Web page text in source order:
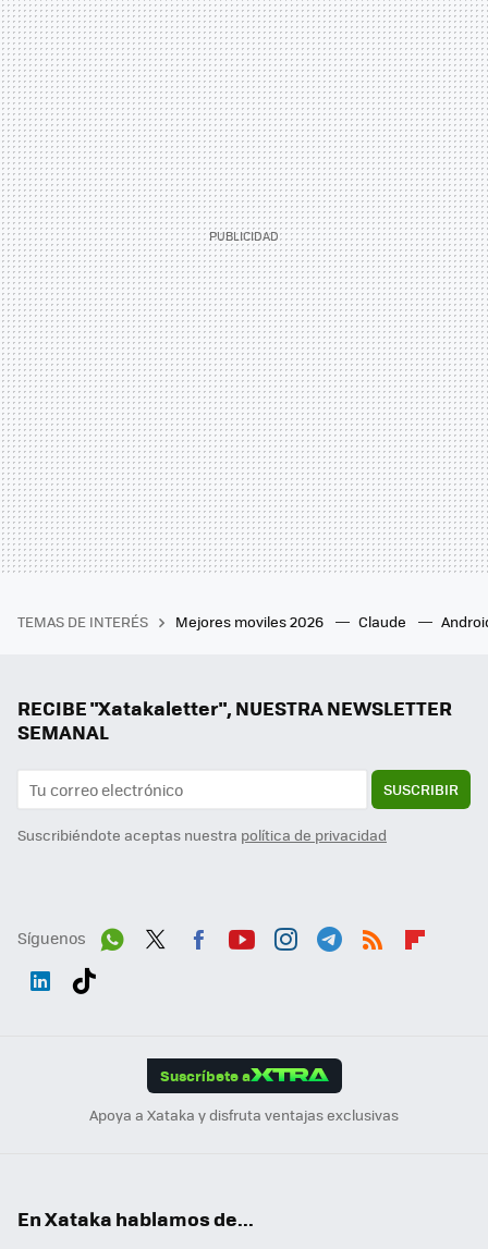
TEMAS DE INTERÉS Mejores moviles 2026 Claude
RECIBE "Xatakaletter", NUESTRA NEWSLETTER
SEMANAL
SUSCRIBIR
Suscribiéndote aceptas nuestra política de privacidad
Síguenos
Suscríbete a
Apoya a Xataka y disfruta ventajas exclusivas
En Xataka hablamos de...